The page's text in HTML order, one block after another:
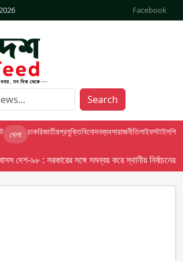
Facebook
Search
খেলা চাকরিজাতীয়প্রযুক্তিবিনোদনব্যবসারাজনীতিলাইফস্টাইলশিক্ষা
দেশ-৯৮ : সরকারের সঙ্গে সমন্বয় করে স্থানীয় নির্বাচনের